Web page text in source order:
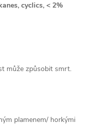
cyclics, < 2%
může způsobit smrt.
plamenem/ horkými